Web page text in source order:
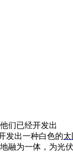
们已经开发出
发出一种白色的
融为一体，为光伏